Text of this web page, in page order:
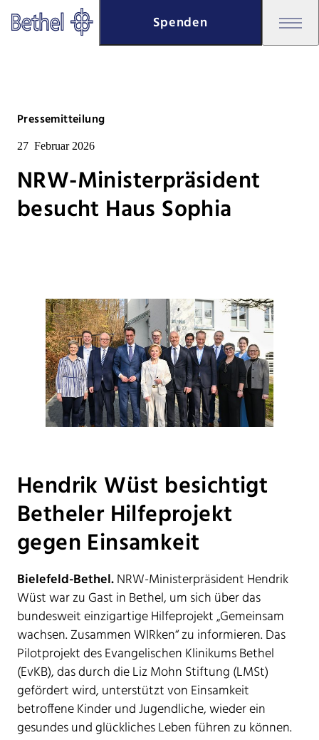
Zum Hauptinhalt springen
Zur Fußzeile springen
Spenden
Pressemitteilung
27 Februar 2026
NRW-Ministerpräsident
besucht Haus Sophia
Hendrik Wüst besichtigt
Betheler Hilfeprojekt
gegen Einsamkeit
Bielefeld-Bethel.NRW-Ministerpräsident Hendrik
Wüst war zu Gast in Bethel, um sich über das
bundesweit einzigartige Hilfeprojekt „Gemeinsam
wachsen. Zusammen WIRken“ zu informieren. Das
Pilotprojekt des Evangelischen Klinikums Bethel
(EvKB), das durch die Liz Mohn Stiftung (LMSt)
gefördert wird, unterstützt von Einsamkeit
betroffene Kinder und Jugendliche, wieder ein
gesundes und glückliches Leben führen zu können.